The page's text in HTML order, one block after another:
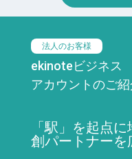
法人のお客様
ekinoteビジネス
アカウントのご紹
「駅」を起点
創パートナーを